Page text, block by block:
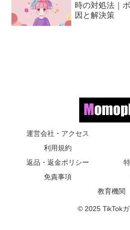
時の対処法｜
因と解決策
運営会社・アクセス
利用規約
返品・返金ポリシー
免責事項
教育機関
© 2025 TikTokガ